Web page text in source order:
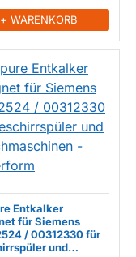
+ WARENKORB
Entkalker
für Siemens
/ 00312330 für
und